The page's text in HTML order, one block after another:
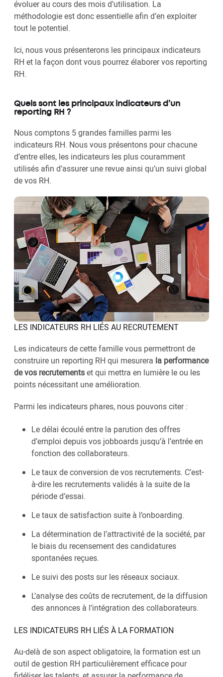
évoluer au cours des mois d’utilisation. La
méthodologie est donc essentielle afin d’en exploiter
tout le potentiel.
Ici, nous vous présenterons les principaux indicateurs
RH et la façon dont vous pourrez élaborer vos reporting
RH.
Quels sont les principaux indicateurs d’un
reporting RH ?
Nous comptons 5 grandes familles parmi les
indicateurs RH. Nous vous présentons pour chacune
d’entre elles, les indicateurs les plus couramment
utilisés afin d’assurer une revue ainsi qu’un suivi global
de vos RH.
LES INDICATEURS RH LIÉS AU RECRUTEMENT
Les indicateurs de cette famille vous permettront de
construire un reporting RH qui mesurera la performance
de vos recrutementset qui mettra en lumière le ou les
points nécessitant une amélioration.
Parmi les indicateurs phares, nous pouvons citer :
Le délai écoulé entre la parution des offres
d’emploi depuis vos jobboards jusqu’à l’entrée en
fonction des collaborateurs.
Le taux de conversion de vos recrutements. C’est-
à-dire les recrutements validés à la suite de la
période d’essai.
Le taux de satisfaction suite à l’onboarding.
La détermination de l’attractivité de la société, par
le biais du recensement des candidatures
spontanées reçues.
Le suivi des posts sur les réseaux sociaux.
L’analyse des coûts de recrutement, de la diffusion
des annonces à l’intégration des collaborateurs.
LES INDICATEURS RH LIÉS À LA FORMATION
Au-delà de son aspect obligatoire, la formation est un
outil de gestion RH particulièrement efficace pour